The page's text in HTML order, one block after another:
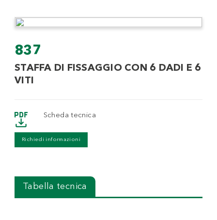
837
STAFFA DI FISSAGGIO CON 6 DADI E 6
VITI
Scheda tecnica
Richiedi informazioni
Tabella tecnica